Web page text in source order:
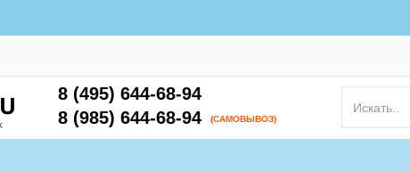
8 (495) 644-68-94
8 (985) 644-68-94
(САМОВЫВОЗ)